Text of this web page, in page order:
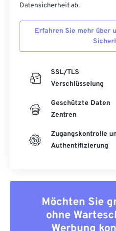
Datensicherheit ab.
Erfahren Sie mehr über
SSL/TLS
Verschlüsselung
Geschützte Daten
Zentren
Zugangskontrolle
Authentifizierung
Möchten Sie
ohne